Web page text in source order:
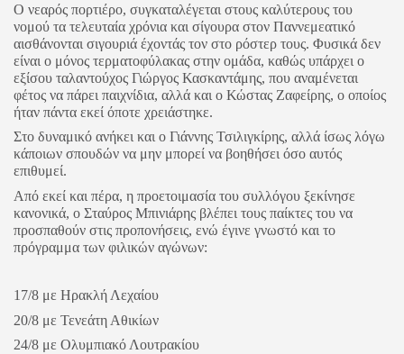
Ο νεαρός πορτιέρο, συγκαταλέγεται στους καλύτερους του
νομού τα τελευταία χρόνια και σίγουρα στον Παννεμεατικό
αισθάνονται σιγουριά έχοντάς τον στο ρόστερ τους. Φυσικά δεν
είναι ο μόνος τερματοφύλακας στην ομάδα, καθώς υπάρχει ο
εξίσου ταλαντούχος Γιώργος Κασκαντάμης, που αναμένεται
φέτος να πάρει παιχνίδια, αλλά και ο Κώστας Ζαφείρης, ο οποίος
ήταν πάντα εκεί όποτε χρειάστηκε.
Στο δυναμικό ανήκει και ο Γιάννης Τσιλιγκίρης, αλλά ίσως λόγω
κάποιων σπουδών να μην μπορεί να βοηθήσει όσο αυτός
επιθυμεί.
Από εκεί και πέρα, η προετοιμασία του συλλόγου ξεκίνησε
κανονικά, ο Σταύρος Μπινιάρης βλέπει τους παίκτες του να
προσπαθούν στις προπονήσεις, ενώ έγινε γνωστό και το
πρόγραμμα των φιλικών αγώνων:
17/8 με Ηρακλή Λεχαίου
20/8 με Τενεάτη Αθικίων
24/8 με Ολυμπιακό Λουτρακίου